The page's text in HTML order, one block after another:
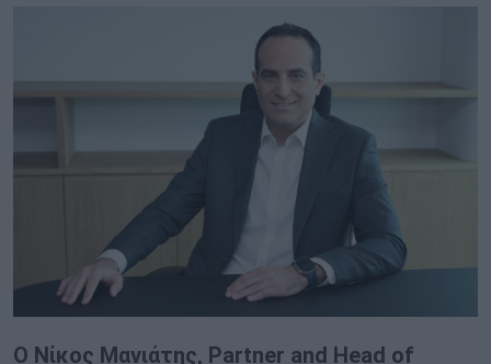
Ο Νίκος Μανιάτης, Partner and Head of